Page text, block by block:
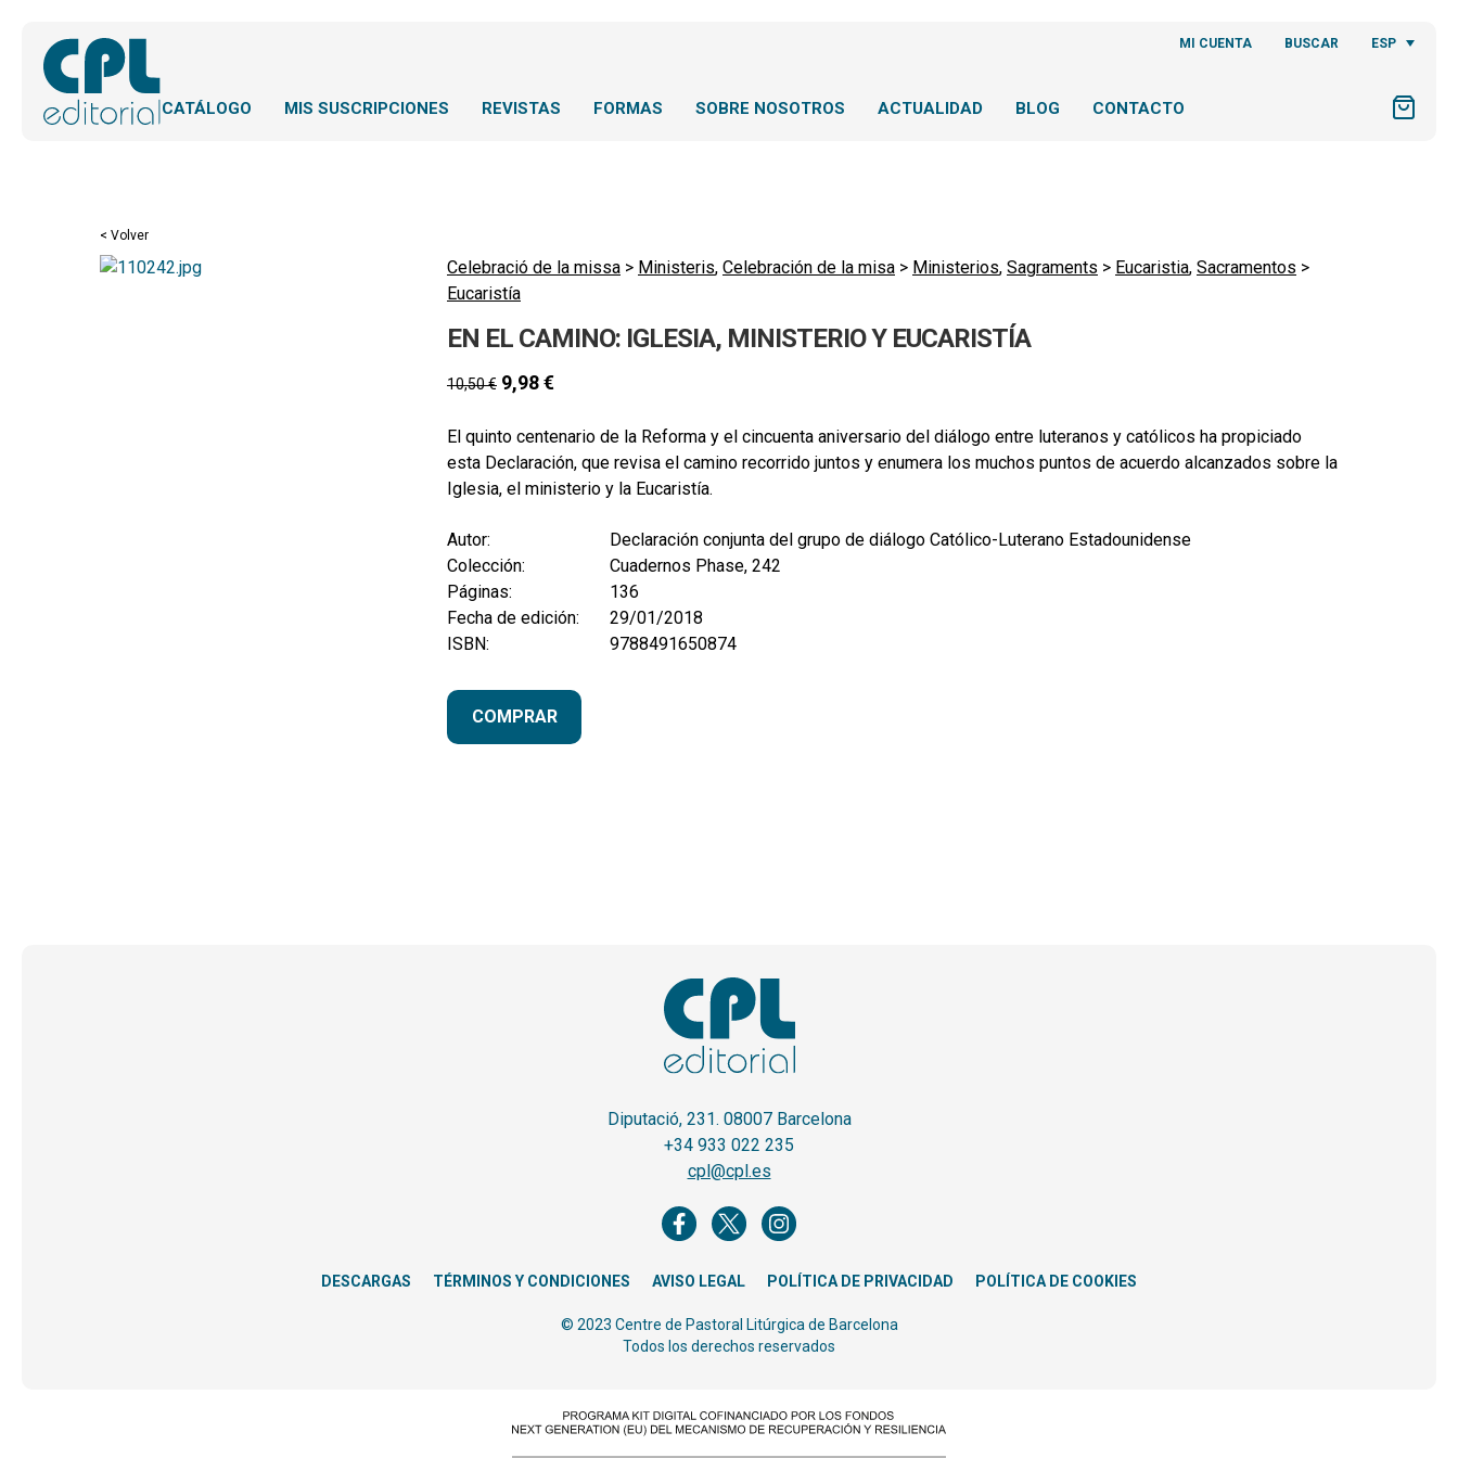
MI CUENTA BUSCAR ESP
CATÁLOGO MIS SUSCRIPCIONES REVISTAS FORMAS SOBRE NOSOTROS ACTUALIDAD BLOG CONTACTO
< Volver
Celebració de la missa > Ministeris, Celebración de la misa > Ministerios, Sagraments > Eucaristia, Sacramentos >
Eucaristía
EN EL CAMINO: IGLESIA, MINISTERIO Y EUCARISTÍA
10,50€ 9,98€
El quinto centenario de la Reforma y el cincuenta aniversario del diálogo entre luteranos y católicos ha propiciado
esta Declaración, que revisa el camino recorrido juntos y enumera los muchos puntos de acuerdo alcanzados sobre la
Iglesia, el ministerio y la Eucaristía.
Autor:
Declaración conjunta del grupo de diálogo Católico-Luterano Estadounidense
Colección:
Cuadernos Phase, 242
Páginas:
136
Fecha de edición:
29/01/2018
ISBN:
9788491650874
COMPRAR
Diputació, 231. 08007 Barcelona
+34 933 022 235
cpl@cpl.es
DESCARGAS TÉRMINOS Y CONDICIONES AVISO LEGAL POLÍTICA DE PRIVACIDAD POLÍTICA DE COOKIES
© 2023 Centre de Pastoral Litúrgica de Barcelona
Todos los derechos reservados